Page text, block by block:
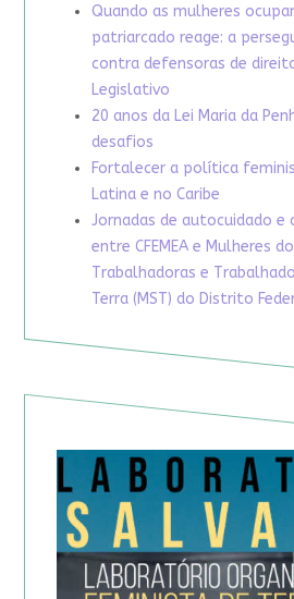
Quando as mulheres
patriarcado reage: a
contra defensoras de
Legislativo
20 anos da Lei Maria da
desafios
Fortalecer a política
Latina e no Caribe
Jornadas de autocuidado e
entre CFEMEA e Mulheres
Trabalhadoras e
Terra (MST) do Distrito